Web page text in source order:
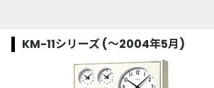
KM-11シリーズ (～2004年5月)